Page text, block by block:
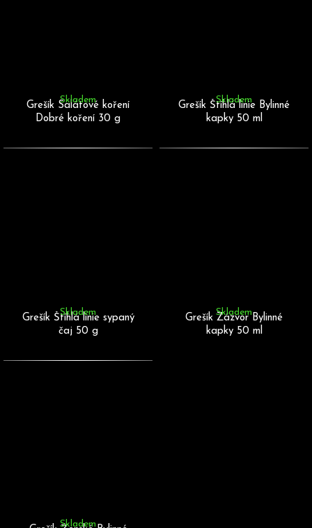
Grešík Salátové koření
Dobré koření 30 g
Skladem
Grešík Štíhlá linie Bylinné
kapky 50 ml
Skladem
Grešík Štíhlá linie sypaný
čaj 50 g
Skladem
Grešík Zázvor Bylinné
kapky 50 ml
Skladem
Skladem